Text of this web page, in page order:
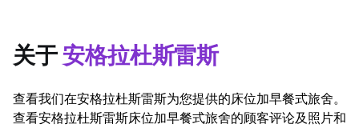
关于安格拉杜斯雷斯
查看我们在安格拉杜斯雷斯为您提供的床位加早餐式旅舍。
查看安格拉杜斯雷斯床位加早餐式旅舍的顾客评论及照片和